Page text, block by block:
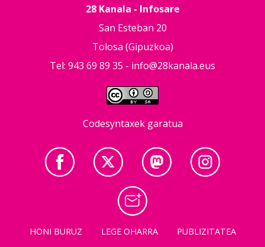
28 Kanala - Infosare
San Esteban 20
Tolosa (Gipuzkoa)
Tel: 943 69 89 35 - info@28kanala.eus
Codesyntaxek garatua
HONI BURUZ LEGE OHARRA
PUBLIZITATEA